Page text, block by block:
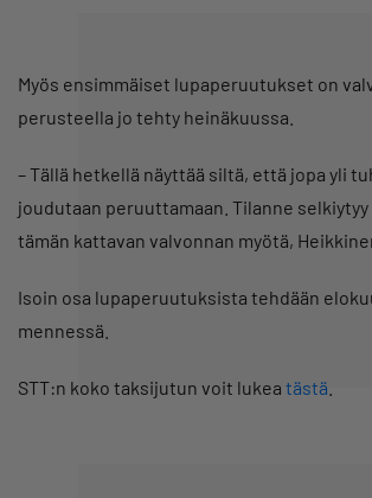
Myös ensimmäiset lupaperuutukset on
perusteella jo tehty heinäkuussa.
– Tällä hetkellä näyttää siltä, että jopa yli
joudutaan peruuttamaan. Tilanne selkiytyy
tämän kattavan valvonnan myötä,
Isoin osa lupaperuutuksista tehdään
mennessä.
STT:n koko taksijutun voit lukea tästä